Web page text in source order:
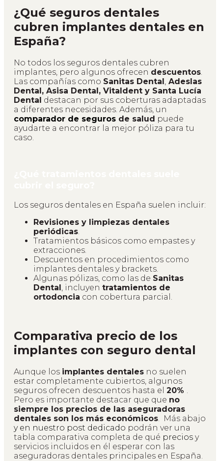
¿Qué seguros dentales
cubren implantes dentales en
España?
No todos los seguros dentales cubren
implantes, pero algunos ofrecen descuentos
Las compañías como Sanitas Dental Adeslas
Dental, Asisa Dental, Vitaldent y Santa Lucía
Dental destacan por sus coberturas adaptadas
a diferentes necesidades. Además, un
comparador de seguros de salud puede
ayudarte a encontrar la mejor póliza para tu
caso.
Los seguros dentales en España suelen incluir:
Revisiones y limpiezas dentales
periódicas.
Tratamientos básicos como empastes y
extracciones.
Descuentos en procedimientos como
implantes dentales y brackets.
Algunas pólizas, como las de Sanitas
Dental, incluyen tratamientos de
ortodoncia con cobertura parcial.
Comparativa precio de los
implantes con seguro dental
Aunque los implantes dentales no suelen
estar completamente cubiertos, algunos
seguros ofrecen descuentos hasta el 20% .
Pero es importante destacar que que no
siempre los precios de las aseguradoras
dentales son los más económicos. Más abajo
y en nuestro post dedicado podrán ver una
tabla comparativa completa de qué precios y
servicios incluidos en él esperar con las
aseguradoras dentales principales en España.